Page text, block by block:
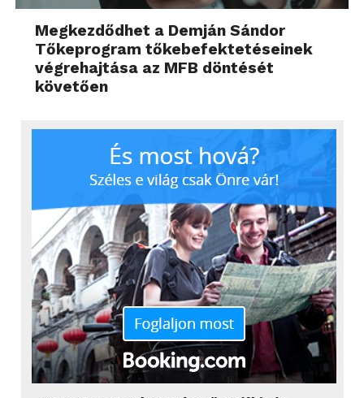
Megkezdődhet a Demján Sándor
Tőkeprogram tőkebefektetéseinek
végrehajtása az MFB döntését
követően